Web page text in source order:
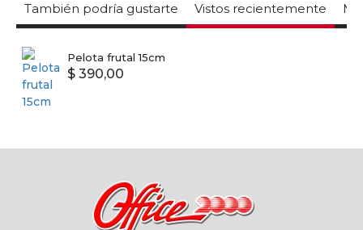
También podría gustarte Vistos recientemente
Pelota frutal 15cm
$ 390,00